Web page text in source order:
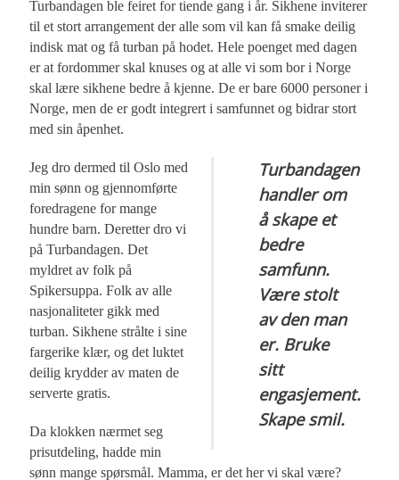
Turbandagen ble feiret for tiende gang i år. Sikhene inviterer
til et stort arrangement der alle som vil kan få smake deilig
indisk mat og få turban på hodet. Hele poenget med dagen
er at fordommer skal knuses og at alle vi som bor i Norge
skal lære sikhene bedre å kjenne. De er bare 6000 personer i
Norge, men de er godt integrert i samfunnet og bidrar stort
med sin åpenhet.
Turbandagen
handler om
å skape et
bedre
samfunn.
Være stolt
av den man
er. Bruke
sitt
engasjement.
Skape smil.
Jeg dro dermed til Oslo med
min sønn og gjennomførte
foredragene for mange
hundre barn. Deretter dro vi
på Turbandagen. Det
myldret av folk på
Spikersuppa. Folk av alle
nasjonaliteter gikk med
turban. Sikhene strålte i sine
fargerike klær, og det luktet
deilig krydder av maten de
serverte gratis.
Da klokken nærmet seg
prisutdeling, hadde min
sønn mange spørsmål. Mamma, er det her vi skal være?